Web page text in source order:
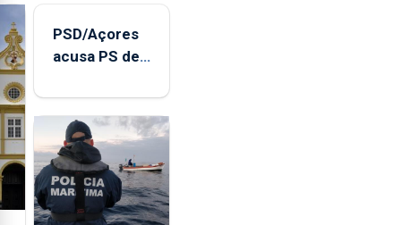
PSD/Açores
acusa PS de
contraditória"
sobre
evolução
turística